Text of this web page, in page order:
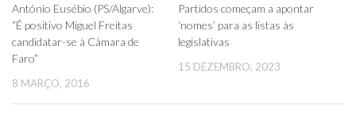
António Eusébio (PS/Algarve):
“É positivo Miguel Freitas
candidatar-se à Câmara de
Faro”
8 MARÇO, 2016
Partidos começam a apontar
‘nomes’ para as listas às
legislativas
15 DEZEMBRO, 2023